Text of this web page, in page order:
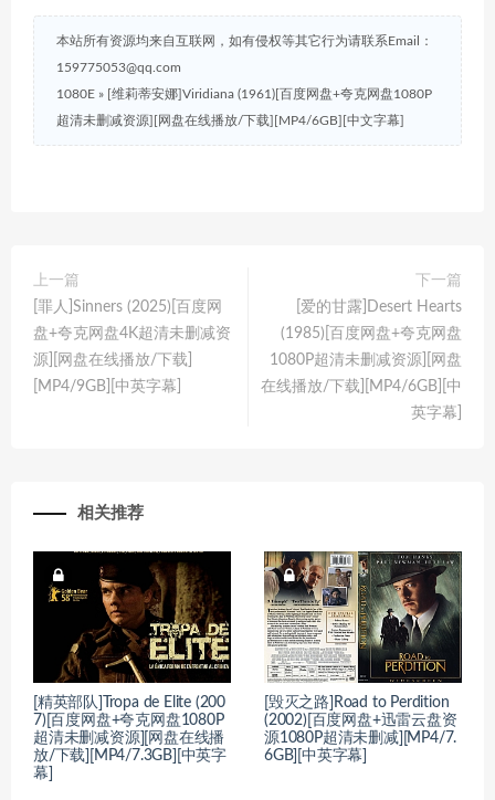
本站所有资源均来自互联网，如有侵权等其它行为请联系Email：
159775053@qq.com
1080E » [维莉蒂安娜]Viridiana (1961)[百度网盘+夸克网盘1080P
超清未删减资源][网盘在线播放/下载][MP4/6GB][中文字幕]
上一篇
[罪人]Sinners (2025)[百度网
盘+夸克网盘4K超清未删减资
源][网盘在线播放/下载]
[MP4/9GB][中英字幕]
下一篇
[爱的甘露]Desert Hearts
(1985)[百度网盘+夸克网盘
1080P超清未删减资源][网盘
在线播放/下载][MP4/6GB][中
英字幕]
相关推荐
[精英部队]Tropa de Elite (200
7)[百度网盘+夸克网盘1080P
超清未删减资源][网盘在线播
放/下载][MP4/7.3GB][中英字
幕]
[毁灭之路]Road to Perdition
(2002)[百度网盘+迅雷云盘资
源1080P超清未删减][MP4/7.
6GB][中英字幕]